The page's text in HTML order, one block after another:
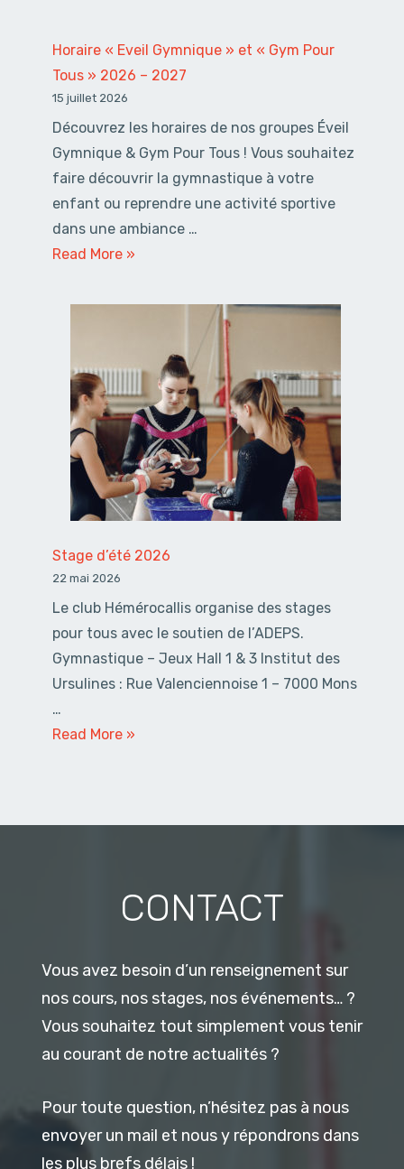
adultes »
2026
–
2027
Horaire « Eveil Gymnique » et « Gym Pour
Tous » 2026 – 2027
15 juillet 2026
Découvrez les horaires de nos groupes Éveil
Gymnique & Gym Pour Tous ! Vous souhaitez
faire découvrir la gymnastique à votre
enfant ou reprendre une activité sportive
dans une ambiance …
Horaire
Gymnique »
Pour
Tous »
2026
Read More »
Stage d’été 2026
22 mai 2026
Le club Hémérocallis organise des stages
pour tous avec le soutien de l’ADEPS.
Gymnastique – Jeux Hall 1 & 3 Institut des
Ursulines : Rue Valenciennoise 1 – 7000 Mons
…
Stage
Read More »
CONTACT
Vous avez besoin d’un renseignement sur
nos cours, nos stages, nos événements… ?
Vous souhaitez tout simplement vous tenir
au courant de notre actualités ?
Pour toute question, n’hésitez pas à nous
envoyer un mail et nous y répondrons dans
les plus brefs délais !